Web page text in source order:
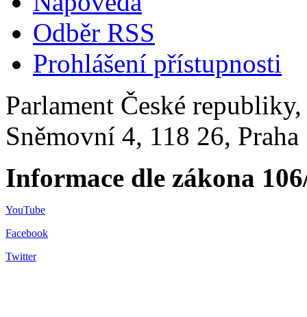
Odběr RSS
Prohlášení přístupnosti
Parlament České
Sněmovní 4, 118 26,
Informace dle zákona
YouTube
Facebook
Twitter